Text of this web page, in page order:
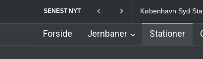
SENEST NYT Nørrebro B Station
Forside Jernbaner Stationer